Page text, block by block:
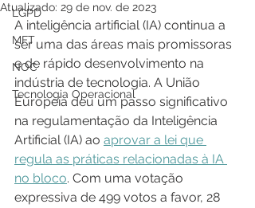
LGPD
MFT
NOC
Tecnologia Operacional
Atualizado: 29 de nov. de 2023
A inteligência artificial (IA) continua a
ser uma das áreas mais promissoras
e de rápido desenvolvimento na
indústria de tecnologia. A União
Europeia deu um passo significativo
na regulamentação da Inteligência
Artificial (IA) ao aprovar a lei que
regula as práticas relacionadas à IA
no bloco. Com uma votação
expressiva de 499 votos a favor, 28